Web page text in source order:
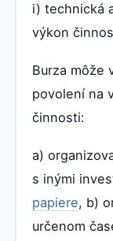
i) technická
výkon
Burza môže
povolení na
činnosti:
a)
s inými
papiere, b)
určenom